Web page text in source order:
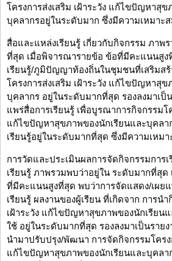
โครงการส่งเสริม เฝ้าระวัง แก้ไขปัญหาสุ
บุคลากรอยู่ในระดับมาก ซึ่งมีความเหมาะ
สื่อและแหล่งเรียนรู้ เกี่ยวกับกิจกรรม ภาพ
ที่สุด เมื่อพิจารณารายข้อ ข้อที่มีคะแนนสูง
เรียนรู้/ภูมิปัญญาท้องถิ่นในชุมชนที่เสริมส
โครงการส่งเสริม เฝ้าระวัง แก้ไขปัญหาสุ
บุคลากร อยู่ในระดับมากที่สุด รองลงมาเป็
แพร่สื่อการเรียนรู้ เพื่อบูรณาการกิจกรรมโ
แก้ไขปัญหาสุขภาพของนักเรียนและบุคลา
เรียนรู้อยู่ในระดับมากที่สุด ซึ่งมีความเหม
การวัดและประเมินผลการจัดกิจกรรมการ
เรียนรู้ ภาพรวมพบว่าอยู่ใน ระดับมากที่สุ
ที่มีคะแนนสูงที่สุด พบว่าการจัดแสดง/เผย
เรียนรู้ ผลงานของผู้เรียน ที่เกิดจาก การนำ
เฝ้าระวัง แก้ไขปัญหาสุขภาพของนักเรียน
ใช้ อยู่ในระดับมากที่สุด รองลงมาเป็นราย
นำมาปรับปรุง/พัฒนา การจัดกิจกรรมโครง
แก้ไขปัญหาสุขภาพของนักเรียนและบุคลา